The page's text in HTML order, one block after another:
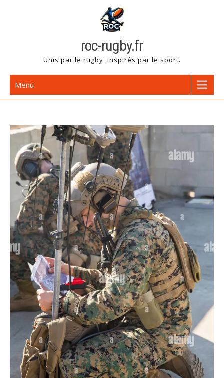
roc-rugby.fr
Unis par le rugby, inspirés par le sport.
Menu